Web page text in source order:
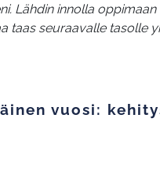
Lähdin innolla
taas seuraavalle tasolle
vuosi: